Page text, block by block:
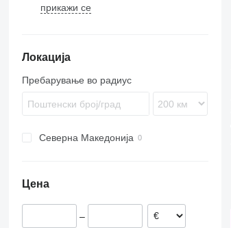
Citaro
Tourismo
прикажи се
Локација
Пребарување во радиус
Северна Македонија
Цена
–